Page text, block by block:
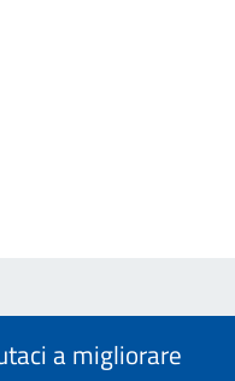
a migliorare